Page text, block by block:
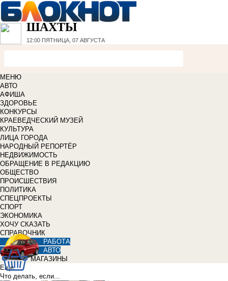
ШАХТЫ
12:00 ПЯТНИЦА, 07 АВГУСТА
МЕНЮ
АВТО
АФИША
ЗДОРОВЬЕ
КОНКУРСЫ
КРАЕВЕДЧЕСКИЙ МУЗЕЙ
КУЛЬТУРА
ЛИЦА ГОРОДА
НАРОДНЫЙ РЕПОРТЁР
НЕДВИЖИМОСТЬ
ОБРАЩЕНИЕ В РЕДАКЦИЮ
ОБЩЕСТВО
ПРОИСШЕСТВИЯ
ПОЛИТИКА
СПЕЦПРОЕКТЫ
СПОРТ
ЭКОНОМИКА
ХОЧУ СКАЗАТЬ
СПРАВОЧНИК
РАБОТА
АВТО
МАГАЗИНЫ
Еще
Что делать, если...